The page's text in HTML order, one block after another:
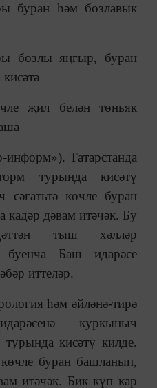
буран һәм бозлавык
бозлы яңгыр, буран
җил белән төньяк
информ»). Татарстанда
турында кисәтү
сәгатьтә көчле буран
дәвам итәчәк. Бу
тыш хәлләр
Баш идарәсе
иттеләр.
һәм әйләнә-тирә
куркыныч
кисәтү килде.
буран башланып,
итәчәк. Бик күп кар